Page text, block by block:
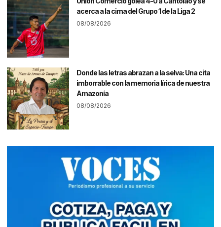
acerca a la cima del Grupo 1 de la Liga 2
08/08/2026
Donde las letras abrazan a la selva: Una cita
imborrable con la memoria lírica de nuestra
Amazonía
08/08/2026